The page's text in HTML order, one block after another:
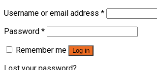
Username or email address *
Password *
Remember me
Log in